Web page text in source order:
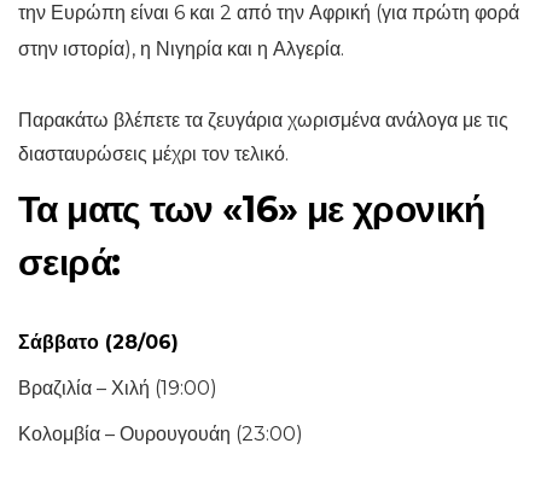
την Ευρώπη είναι 6 και 2 από την Αφρική (για πρώτη φορά
στην ιστορία), η Νιγηρία και η Αλγερία.
Παρακάτω βλέπετε τα ζευγάρια χωρισμένα ανάλογα με τις
διασταυρώσεις μέχρι τον τελικό.
Τα ματς των «16» με χρονική
σειρά:
Σάββατο (28/06)
Βραζιλία – Χιλή (19:00)
Κολομβία – Ουρουγουάη (23:00)